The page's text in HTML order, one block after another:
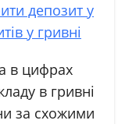
депозит у
у гривні
в цифрах
в гривні
за схожими